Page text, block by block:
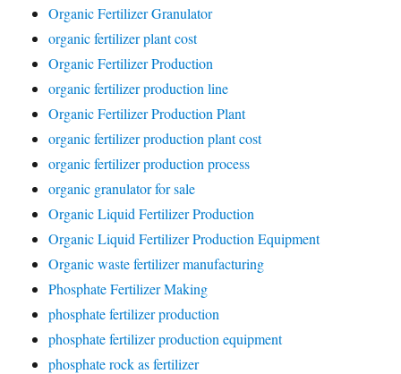
Organic Fertilizer Granulator
organic fertilizer plant cost
Organic Fertilizer Production
organic fertilizer production line
Organic Fertilizer Production Plant
organic fertilizer production plant cost
organic fertilizer production process
organic granulator for sale
Organic Liquid Fertilizer Production
Organic Liquid Fertilizer Production Equipment
Organic waste fertilizer manufacturing
Phosphate Fertilizer Making
phosphate fertilizer production
phosphate fertilizer production equipment
phosphate rock as fertilizer